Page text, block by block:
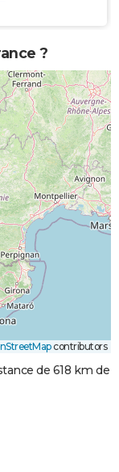
?
contributors
de 618 km de